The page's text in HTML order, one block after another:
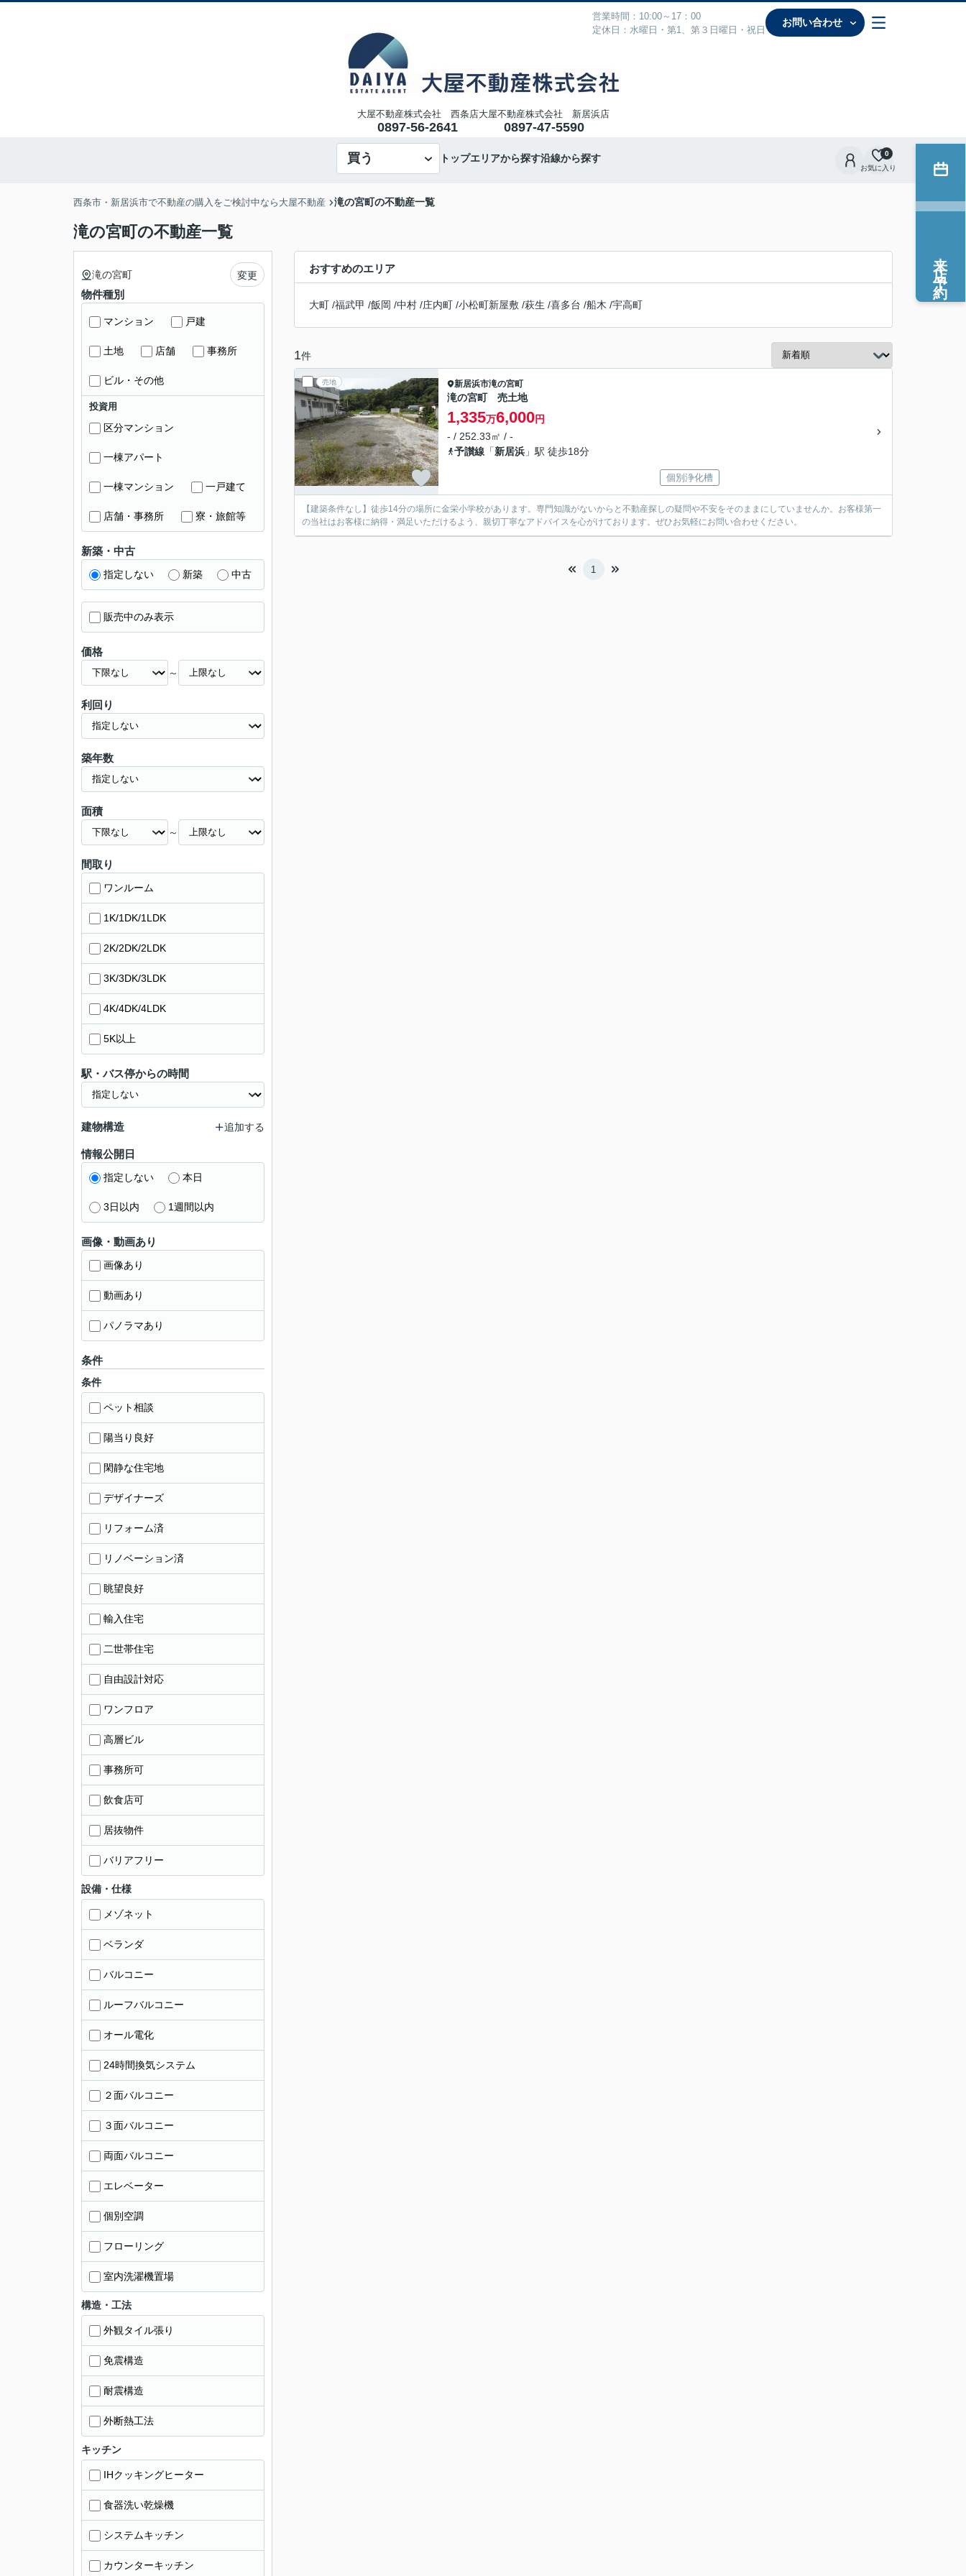
営業時間：10:00～17：00
定休日：水曜日・第1、第３日曜日・祝日
お問い合わせ
大屋不動産株式会社 西条店
0897-56-2641
大屋不動産株式会社 新居浜店
0897-47-5590
買う トップエリアから探す沿線から探す
お気に入り
0
西条市・新居浜市で不動産の購入をご検討中なら大屋不動産 滝の宮町の不動産一覧
滝の宮町の不動産一覧
おすすめのエリア
大町 /福武甲 /飯岡 /中村 /庄内町 /小松町新屋敷 /萩生 /喜多台 /船木 /宇高町
1件
売地 新居浜市滝の宮町
滝の宮町 売土地
1,335万6,000円
- / 252.33㎡ / -
予讃線 「新居浜 」駅 徒歩18分
個別浄化槽
【建築条件なし】徒歩14分の場所に金栄小学校があります。専門知識がないからと不動産探しの疑問や不安をそのままにしていませんか。お客様第一
の当社はお客様に納得・満足いただけるよう、親切丁寧なアドバイスを心がけております。ぜひお気軽にお問い合わせください。
1
滝の宮町 変更
物件種別
マンション 戸建
土地 店舗 事務所
ビル・その他
投資用
区分マンション
一棟アパート
一棟マンション 一戸建て
店舗・事務所 寮・旅館等
新築・中古
指定しない 新築 中古
販売中のみ表示
価格
～
利回り
築年数
面積
～
間取り
ワンルーム
1K/1DK/1LDK
2K/2DK/2LDK
3K/3DK/3LDK
4K/4DK/4LDK
5K以上
駅・バス停からの時間
建物構造 追加する
情報公開日
指定しない 本日
3日以内 1週間以内
画像・動画あり
画像あり
動画あり
パノラマあり
条件
条件
ペット相談
陽当り良好
閑静な住宅地
デザイナーズ
リフォーム済
リノベーション済
眺望良好
輸入住宅
二世帯住宅
自由設計対応
ワンフロア
高層ビル
事務所可
飲食店可
居抜物件
バリアフリー
設備・仕様
メゾネット
ベランダ
バルコニー
ルーフバルコニー
オール電化
24時間換気システム
２面バルコニー
３面バルコニー
両面バルコニー
エレベーター
個別空調
フローリング
室内洗濯機置場
構造・工法
外観タイル張り
免震構造
耐震構造
外断熱工法
キッチン
IHクッキングヒーター
食器洗い乾燥機
システムキッチン
カウンターキッチン
来店予約